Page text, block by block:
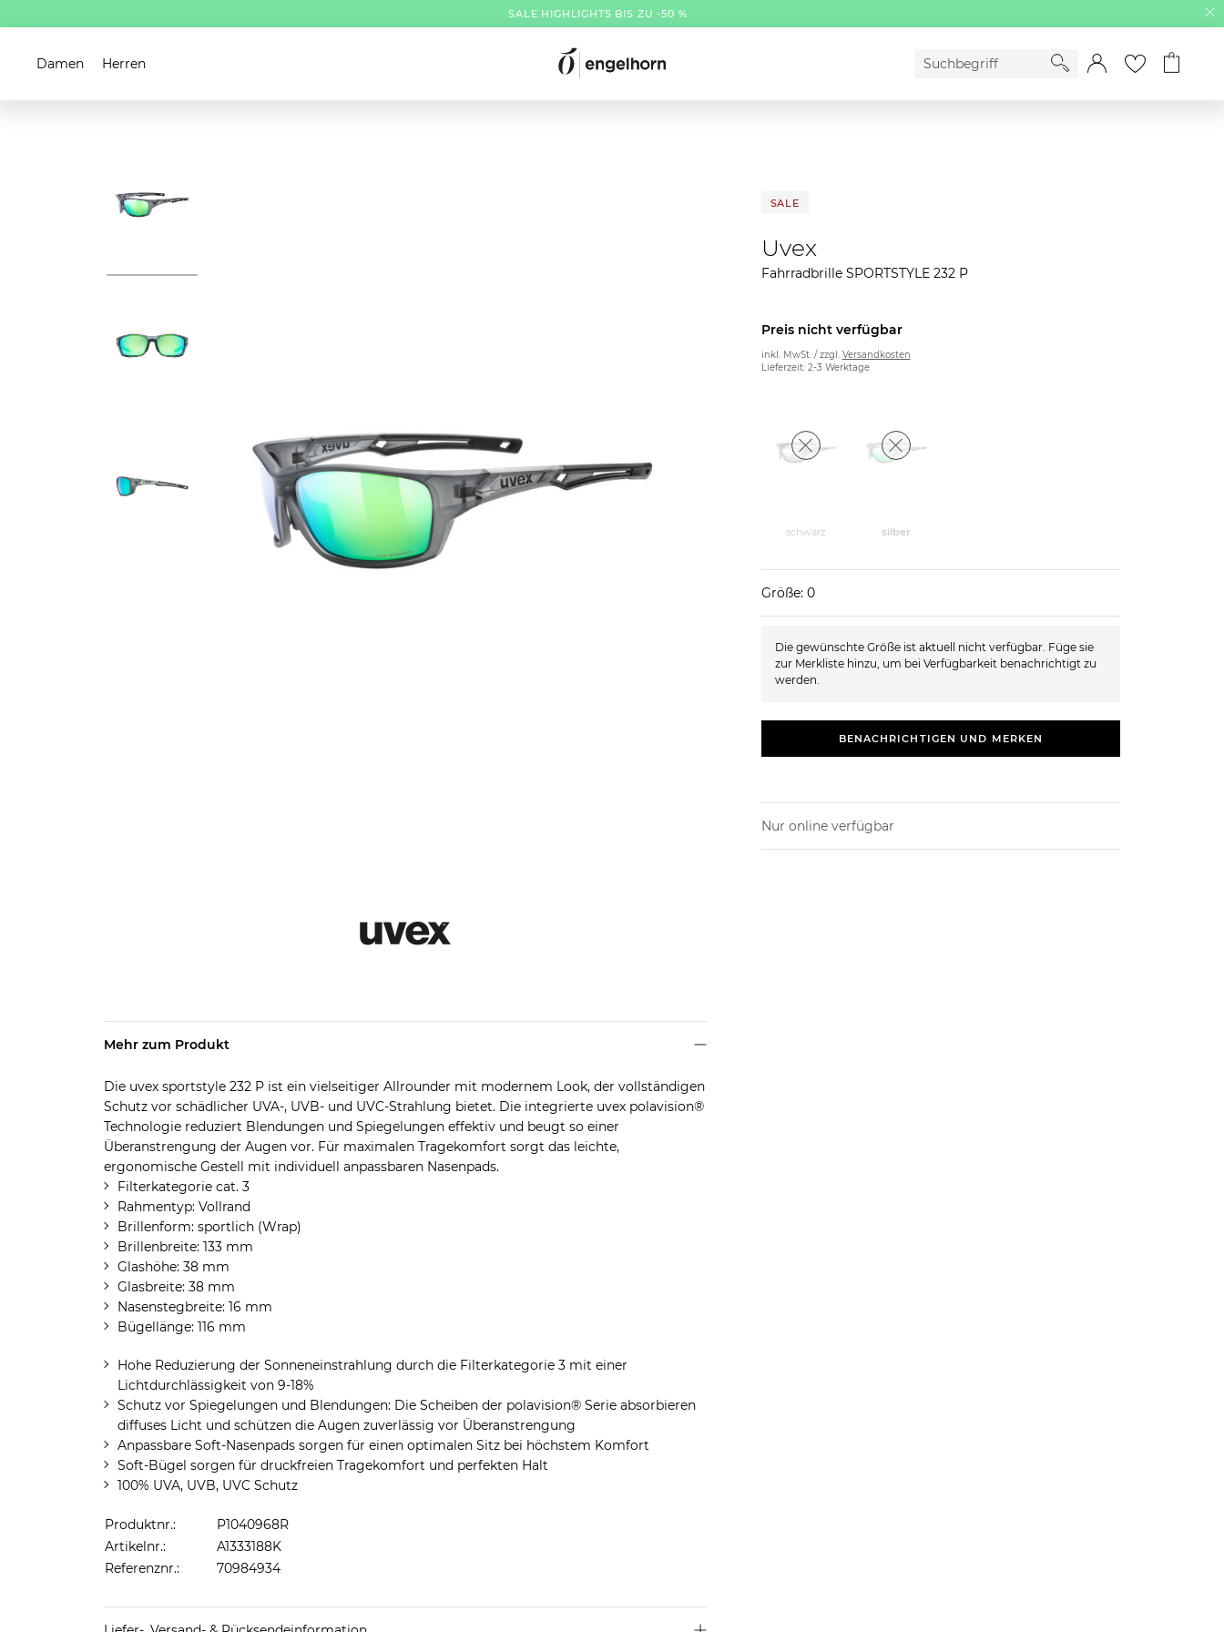
SALE HIGHLIGHTS BIS ZU -50 %
Damen Herren
SALE
Uvex
Fahrradbrille SPORTSTYLE 232 P
Preis nicht verfügbar
inkl. MwSt. / zzgl. Versandkosten
Lieferzeit: 2-3 Werktage
schwarz silber
Größe: 0
Die gewünschte Größe ist aktuell nicht verfügbar. Füge sie
zur Merkliste hinzu, um bei Verfügbarkeit benachrichtigt zu
werden.
BENACHRICHTIGEN UND MERKEN
Nur online verfügbar
Mehr zum Produkt
Die uvex sportstyle 232 P ist ein vielseitiger Allrounder mit modernem Look, der vollständigen
Schutz vor schädlicher UVA-, UVB- und UVC-Strahlung bietet. Die integrierte uvex polavision®
Technologie reduziert Blendungen und Spiegelungen effektiv und beugt so einer
Überanstrengung der Augen vor. Für maximalen Tragekomfort sorgt das leichte,
ergonomische Gestell mit individuell anpassbaren Nasenpads.
Filterkategorie cat. 3
Rahmentyp: Vollrand
Brillenform: sportlich (Wrap)
Brillenbreite: 133 mm
Glashöhe: 38 mm
Glasbreite: 38 mm
Nasenstegbreite: 16 mm
Bügellänge: 116 mm
Hohe Reduzierung der Sonneneinstrahlung durch die Filterkategorie 3 mit einer
Lichtdurchlässigkeit von 9-18%
Schutz vor Spiegelungen und Blendungen: Die Scheiben der polavision® Serie absorbieren
diffuses Licht und schützen die Augen zuverlässig vor Überanstrengung
Anpassbare Soft-Nasenpads sorgen für einen optimalen Sitz bei höchstem Komfort
Soft-Bügel sorgen für druckfreien Tragekomfort und perfekten Halt
100% UVA, UVB, UVC Schutz
Produktnr.:
P1040968R
Artikelnr.:
A1333188K
Referenznr.:
70984934